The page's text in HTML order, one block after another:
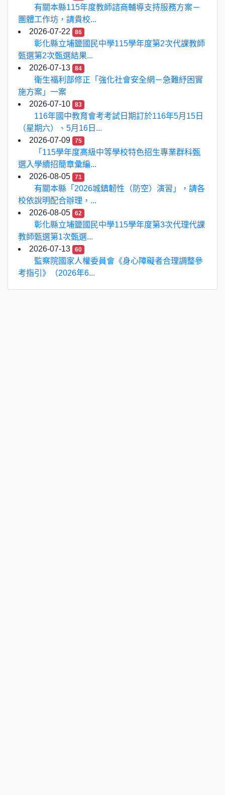
有關本縣115年度教師諮商輔導支持服務方案－
團體工作坊，請貴校...
2026-07-22
86
彰化縣立埔鹽國民中學115學年度第2次代課教師
甄選第2次甄選結果...
2026-07-13
84
衛生福利部修正「強化社會安全網－急難紓困實
施方案」一案
2026-07-10
83
116年國中教育會考考試日期訂於116年5月15日
（星期六）、5月16日...
2026-07-09
75
「115學年度高級中等學校特色招生專業群科甄
選入學續招簡章彙編...
2026-08-05
71
有關本縣「2026城鎮韌性（防空）演習」，請各
校依說明配合辦理，...
2026-08-05
62
彰化縣立埔鹽國民中學115學年度第3次代理代課
教師甄選第1次甄選...
2026-07-13
60
監察院國家人權委員會《身心障礙者合理調整參
考指引》（2026年6...